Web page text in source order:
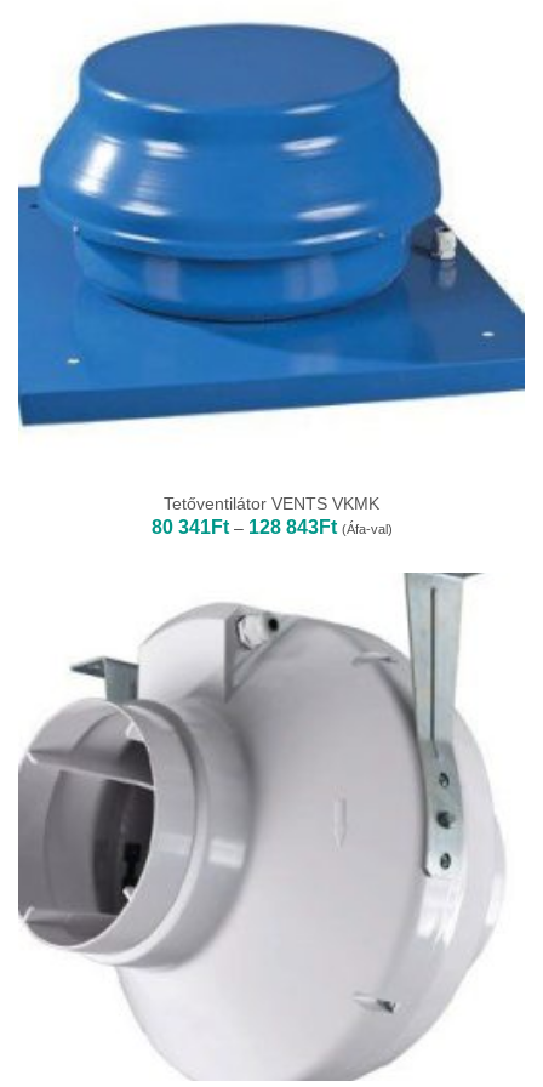
Tetőventilátor VENTS VKMK
80 341Ft – 128 843FtÁrtartomány:
80
(Áfa-val)